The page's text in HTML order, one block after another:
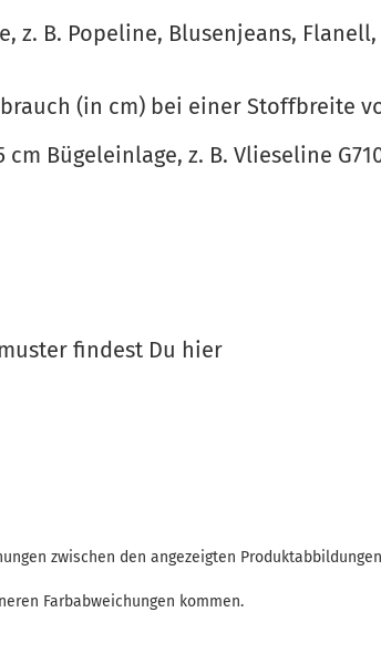
z. B. Popeline, Blusenjeans,
(in cm) bei einer Stoffbreite
Bügeleinlage, z. B. Vlieseline
findest Du hier
zwischen den angezeigten
Farbabweichungen kommen.